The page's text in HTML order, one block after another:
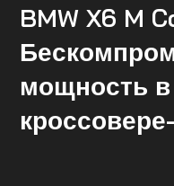
BMW X6 M
мощность